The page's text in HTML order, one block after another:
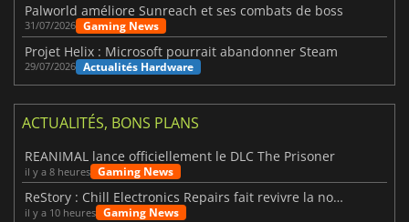
Palworld améliore Sunreach et ses combats de boss
31/07/2026 Gaming News
Projet Helix : Microsoft pourrait abandonner Steam
29/07/2026 Actualités Hardware
ACTUALITÉS, BONS PLANS
REANIMAL lance officiellement le DLC The Prisoner
il y a 8 heures Gaming News
ReStory : Chill Electronics Repairs fait revivre la nostalgie des années 2000
il y a 10 heures Gaming News